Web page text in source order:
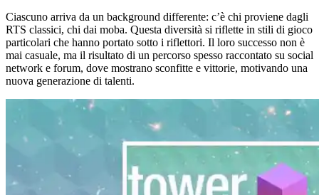
Ciascuno arriva da un background differente: c’è chi proviene dagli
RTS classici, chi dai moba. Questa diversità si riflette in stili di gioco
particolari che hanno portato sotto i riflettori. Il loro successo non è
mai casuale, ma il risultato di un percorso spesso raccontato su social
network e forum, dove mostrano sconfitte e vittorie, motivando una
nuova generazione di talenti.